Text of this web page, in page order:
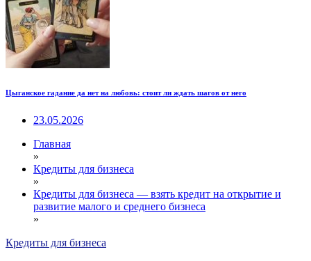
Цыганское гадание да нет на любовь: стоит ли ждать шагов от него
23.05.2026
Главная
»
Кредиты для бизнеса
»
Кредиты для бизнеса — взять кредит на открытие и
развитие малого и среднего бизнеса
»
Кредиты для бизнеса